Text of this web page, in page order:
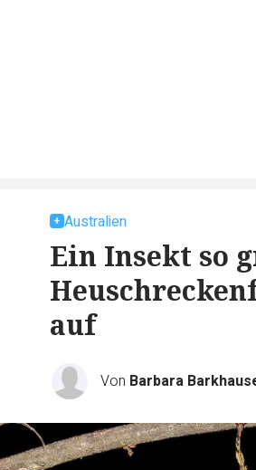
Australien
Ein Insekt so
auf
Von Barbara